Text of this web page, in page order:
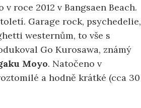
v roce 2012 v Bangsaen Beach.
Garage rock, psychedelie,
westernům, to vše s
Go Kurosawa, známý
Moyo. Natočeno v
a hodně krátké (cca 30